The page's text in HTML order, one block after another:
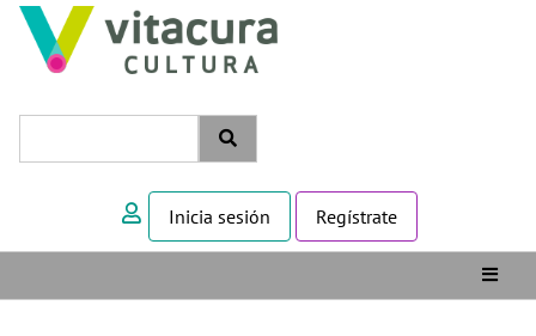
Inicia sesión Regístrate